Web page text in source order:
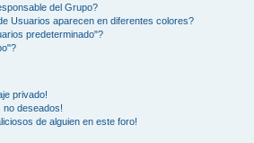
del Grupo?
Usuarios aparecen en diferentes colores?
predeterminado"?
privado!
no deseados!
de alguien en este foro!